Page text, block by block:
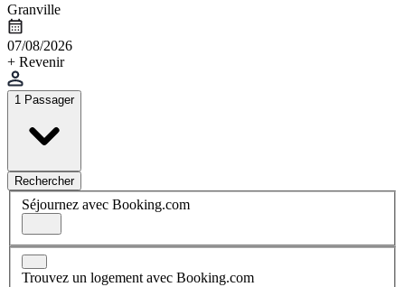
Granville
07/08/2026
+ Revenir
1 Passager
Rechercher
Séjournez avec Booking.com
Trouvez un logement avec Booking.com